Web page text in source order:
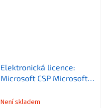
Elektronická licence:
Microsoft CSP Microsoft
EEA (no Teams)
Není skladem